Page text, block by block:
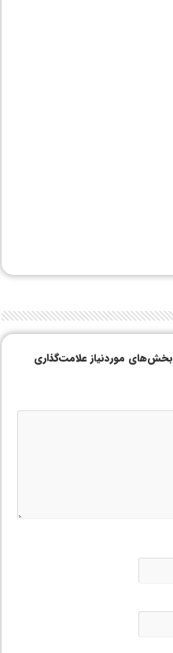
بخش‌های موردنیاز علامت‌گذاری